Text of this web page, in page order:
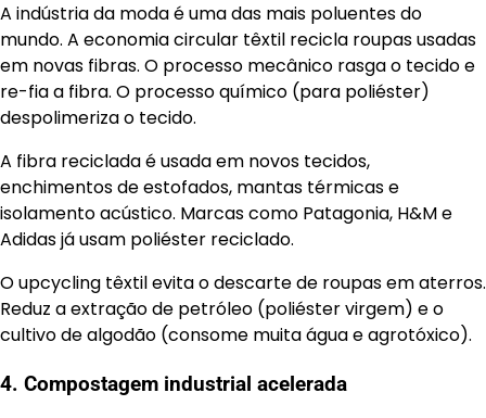
A indústria da moda é uma das mais poluentes do
mundo. A economia circular têxtil recicla roupas usadas
em novas fibras. O processo mecânico rasga o tecido e
re-fia a fibra. O processo químico (para poliéster)
despolimeriza o tecido.
A fibra reciclada é usada em novos tecidos,
enchimentos de estofados, mantas térmicas e
isolamento acústico. Marcas como Patagonia, H&M e
Adidas já usam poliéster reciclado.
O upcycling têxtil evita o descarte de roupas em aterros.
Reduz a extração de petróleo (poliéster virgem) e o
cultivo de algodão (consome muita água e agrotóxico).
4. Compostagem industrial acelerada